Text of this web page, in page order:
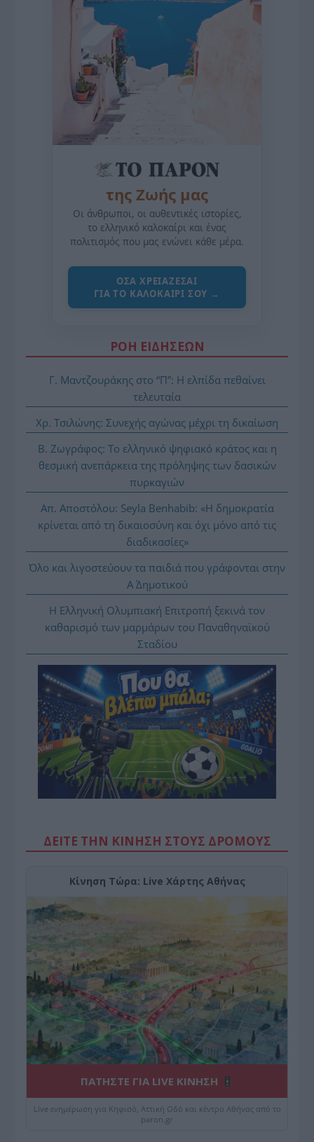
της Ζωής μας
Οι άνθρωποι, οι αυθεντικές ιστορίες,
το ελληνικό καλοκαίρι και ένας
πολιτισμός που μας ενώνει κάθε μέρα.
ΌΣΑ ΧΡΕΙΆΖΕΣΑΙ
ΓΙΑ ΤΟ ΚΑΛΟΚΑΊΡΙ ΣΟΥ →
ΡΟΗ ΕΙΔΗΣΕΩΝ
Γ. Μαντζουράκης στο “Π”: Η ελπίδα πεθαίνει
τελευταία
Χρ. Τσιλώνης: Συνεχής αγώνας μέχρι τη δικαίωση
Β. Ζωγράφος: Το ελληνικό ψηφιακό κράτος και η
θεσμική ανεπάρκεια της πρόληψης των δασικών
πυρκαγιών
Απ. Αποστόλου: Seyla Benhabib: «Η δημοκρατία
κρίνεται από τη δικαιοσύνη και όχι μόνο από τις
διαδικασίες»
Όλο και λιγοστεύουν τα παιδιά που γράφονται στην
Α΄ Δημοτικού
Η Ελληνική Ολυμπιακή Επιτροπή ξεκινά τον
καθαρισμό των μαρμάρων του Παναθηναϊκού
Σταδίου
ΔΕΙΤΕ ΤΗΝ ΚΙΝΗΣΗ ΣΤΟΥΣ ΔΡΌΜΟΥΣ
Κίνηση Τώρα: Live Χάρτης Αθήνας
ΠΑΤΗΣΤΕ ΓΙΑ LIVE ΚΙΝΗΣΗ
Live ενημέρωση για Κηφισό, Αττική Οδό και κέντρο Αθήνας από το
paron.gr